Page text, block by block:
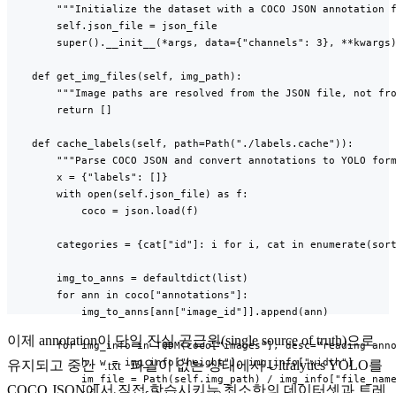
"""Initialize the dataset with a COCO JSON annotation
        self.json_file = json_file
        super().__init__(*args, data={"channels": 3}, **kwargs)
    def get_img_files(self, img_path):
"""Image paths are resolved from the JSON file, not
        return []
    def cache_labels(self, path=Path("./labels.cache")):
"""Parse COCO JSON and convert annotations to YOLO
        x = {"labels": []}
        with open(self.json_file) as f:
            coco = json.load(f)
categories = {cat["id"]: i for i, cat in
        img_to_anns = defaultdict(list)
        for ann in coco["annotations"]:
            img_to_anns[ann["image_id"]].append(ann)
for img_info in TQDM(coco["images"], desc="reading
            h, w = img_info["height"], img_info["width"]
im_file = Path(self.img_path) /
이제 annotation이 단일 진실 공급원(single source of truth)으로
유지되고 중간
.txt 파일이 없는 상태에서 Ultralytics YOLO를
COCO JSON에서 직접 학습시키는 최소한의 데이터셋과 트레